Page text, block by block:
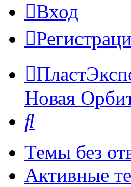
Вход
Новая
Темы без
Активные